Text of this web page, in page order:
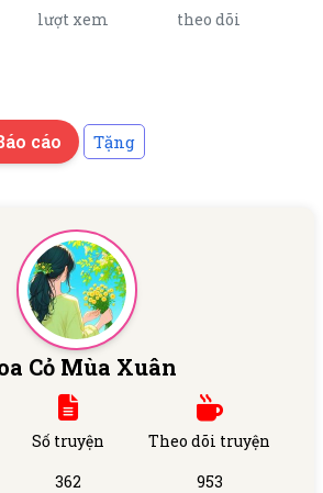
lượt xem theo dõi
cáo Tặng
Cỏ Mùa Xuân
Số truyện
362
Theo dõi truyện
953